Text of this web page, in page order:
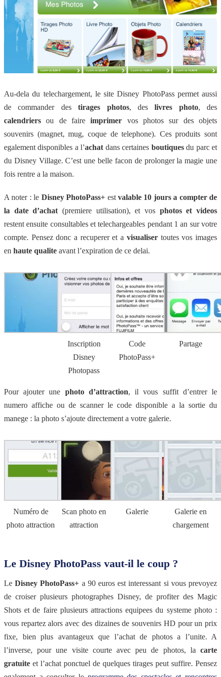
Au-dela du telechargement, le site Disney PhotoPass permet aussi
de commander destirages photos, deslivres photo, des
calendriers ou de faireimprimer vos photos sur des objets
souvenirs (magnet, mug, coque de telephone). Ces produits sont
egalement disponibles a l’achat dans certaines boutiquesdu parc et
du Disney Village. C’est une belle facon de prolonger la magie une
fois rentre a la maison.
A noter : le Disney PhotoPass+ est valable 10 jours a compter de
la date d’achat (premiere utilisation), et vos photos et videos
restent ensuite consultables et telechargeables pendant 1 an sur votre
compte. Pensez donc a recuperer et a visualisertoutes vos images
en haute qualite avant l’expiration de ce delai.
Inscription
Disney
Photopass
Code
PhotoPass+
Partage
Pour ajouter une photo d’attraction, il vous suffit d’entrer le
numero affiche ou de scanner le code disponible a la sortie du
manege : la photo s’ajoute directement a votre galerie.
Numéro de
photo attraction
Scan photo en
attraction
Galerie
Galerie en
chargement
Le Disney PhotoPass vaut-il le coup ?
LeDisney PhotoPass+ a 90 euros est interessant si vous prevoyez
de croiser plusieurs photographes Disney, de profiter des Magic
Shots et de faire plusieurs attractions equipees du systeme photo :
vous repartez alors avec des dizaines de souvenirs HD pour un prix
fixe, bien plus avantageux que l’achat de photos a l’unite. A
l’inverse, pour une visite courte avec peu de photos, la carte
gratuite et l’achat ponctuel de quelques tirages peut suffire. Pensez